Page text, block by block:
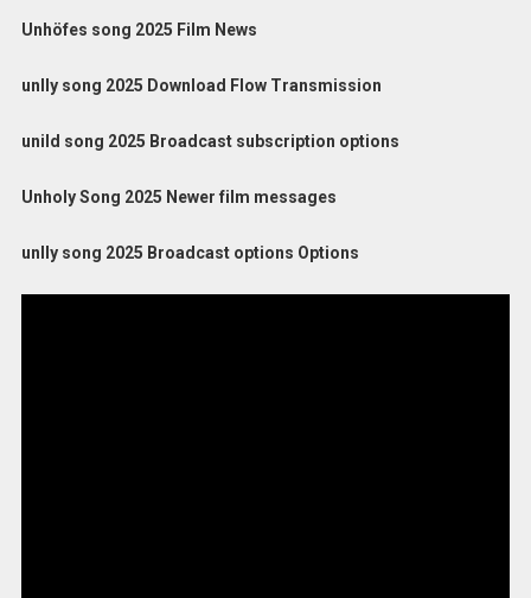
Unhöfes song 2025 Film News
unlly song 2025 Download Flow Transmission
unild song 2025 Broadcast subscription options
Unholy Song 2025 Newer film messages
unlly song 2025 Broadcast options Options